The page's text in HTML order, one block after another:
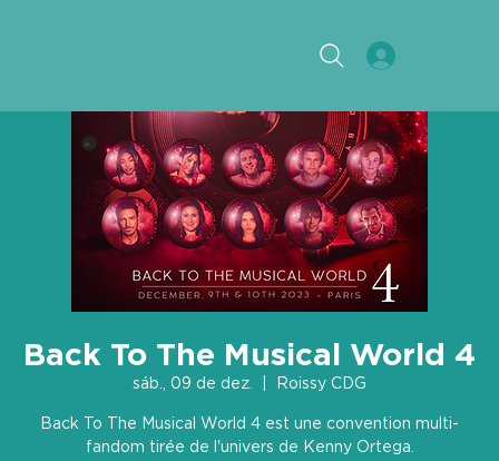
Back To The Musical World 4
sáb., 09 de dez. Roissy CDG
Back To The Musical World 4 est une convention multi-
fandom tirée de l'univers de Kenny Ortega.